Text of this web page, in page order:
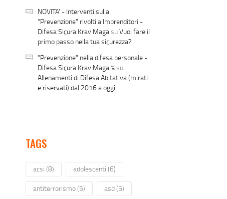
NOVITA' - Interventi sulla
"Prevenzione" rivolti a Imprenditori -
Difesa Sicura Krav Maga suVuoi fare il
primo passo nella tua sicurezza?
"Prevenzione" nella difesa personale -
Difesa Sicura Krav Maga %su
Allenamenti di Difesa Abitativa (mirati
e riservati) dal 2016 a oggi
TAGS
acsi (8) adolescenti (6)
antiterrorismo(5) asd(5)